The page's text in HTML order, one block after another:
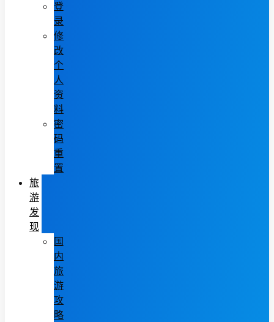
登
录
修
改
个
人
资
料
密
码
重
置
旅
游
发
现
国
内
旅
游
攻
略